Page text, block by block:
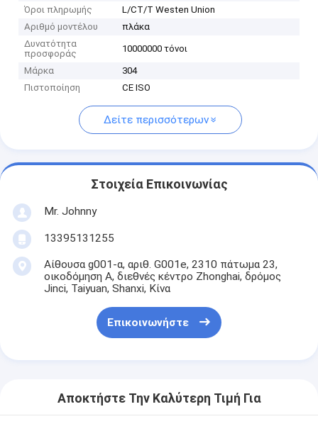
Όροι πληρωμής
L/CT/T Westen Union
Αριθμό μοντέλου
πλάκα
Δυνατότητα
προσφοράς
10000000 τόνοι
Μάρκα
304
Πιστοποίηση
CE ISO
Δείτε περισσότερων
Στοιχεία Επικοινωνίας
Mr. Johnny
13395131255
Αίθουσα g001-α, αριθ. G001e, 2310 πάτωμα 23,
οικοδόμηση Α, διεθνές κέντρο Zhonghai, δρόμος
Jinci, Taiyuan, Shanxi, Κίνα
Επικοινωνήστε
Αποκτήστε Την Καλύτερη Τιμή Για